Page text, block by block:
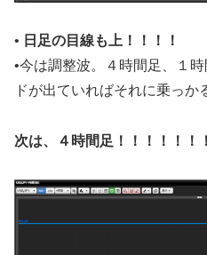
• 日足の目線も上！！！！
•今は調整波。４時間足、１
ドが出ていればそれに乗っか
次は、４時間足！！！！！！！